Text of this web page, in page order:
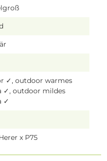
✓, outdoor warmes
✓, outdoor mildes
✓
x P75